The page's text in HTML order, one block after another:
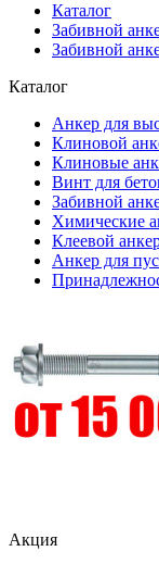
Каталог
Забивной
Забивной
Каталог
Анкер для
Клиновой
Клиновые
Винт для
Забивной
Химические
Клеевой
Анкеp для
Акция